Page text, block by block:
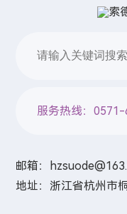
M
r
服务热线：
邮箱：
地址：浙江省杭州市